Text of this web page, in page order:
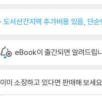
도서산간지역 추가비용 있음, 단
eBook이 출간되면 알려드립
이미 소장하고 있다면 판매해 보세